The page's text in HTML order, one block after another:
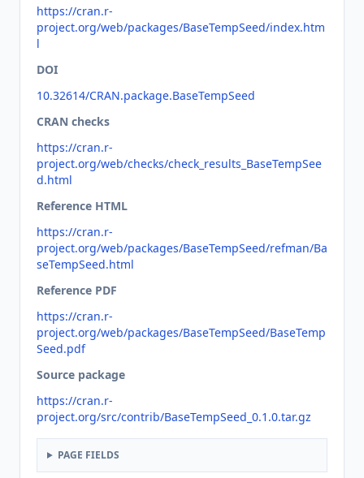
https://cran.r-
project.org/web/packages/BaseTempSeed/index.htm
l
DOI
10.32614/CRAN.package.BaseTempSeed
CRAN checks
https://cran.r-
project.org/web/checks/check_results_BaseTempSee
d.html
Reference HTML
https://cran.r-
project.org/web/packages/BaseTempSeed/refman/Ba
seTempSeed.html
Reference PDF
https://cran.r-
project.org/web/packages/BaseTempSeed/BaseTemp
Seed.pdf
Source package
https://cran.r-
project.org/src/contrib/BaseTempSeed_0.1.0.tar.gz
PAGE FIELDS